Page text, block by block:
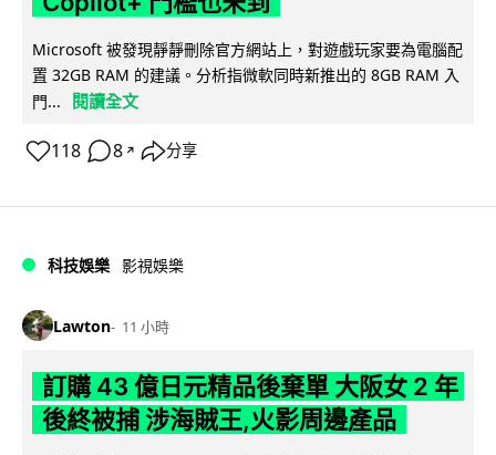
Microsoft 被發現靜靜刪除官方網站上，對遊戲玩家要為電腦配
置 32GB RAM 的建議。分析指微軟同時新推出的 8GB RAM 入
門...
閱讀全文
118 8 ↗ 分享
科技娛樂 影視娛樂
Lawton 11 小時
訂購 43 億日元精品後棄單 大阪女 2 年
後終被捕 涉海賊王,火影周邊產品